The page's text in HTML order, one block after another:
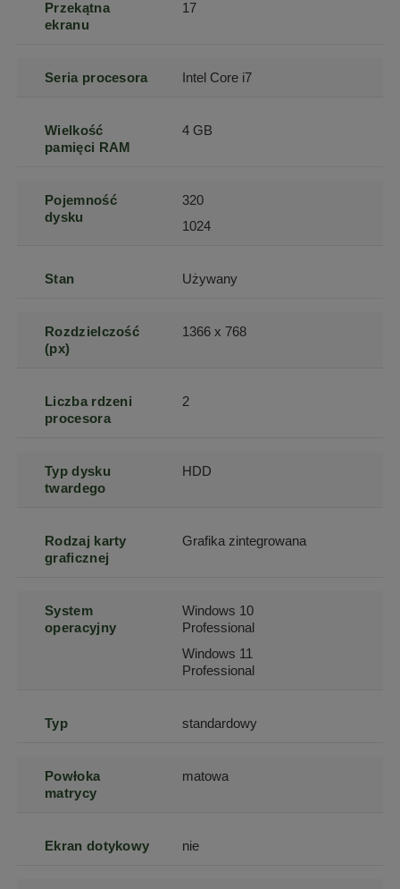
Przekątna
ekranu
17
Seria procesora Intel Core i7
Wielkość
pamięci RAM
4 GB
Pojemność
dysku
320
1024
Stan Używany
Rozdzielczość
(px)
1366 x 768
Liczba rdzeni
procesora
2
Typ dysku
twardego
HDD
Rodzaj karty
graficznej
Grafika zintegrowana
System
operacyjny
Windows 10
Professional
Windows 11
Professional
Typ standardowy
Powłoka
matrycy
matowa
Ekran dotykowy nie